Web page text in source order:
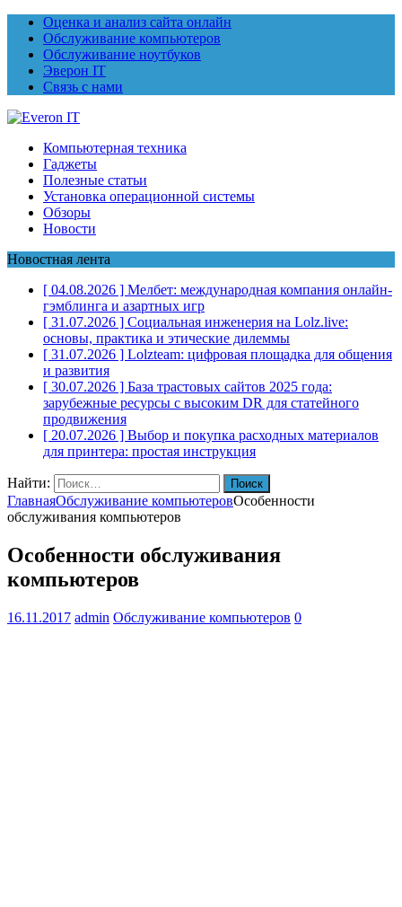
Оценка и анализ сайта онлайн
Обслуживание компьютеров
Обслуживание ноутбуков
Эверон IT
Связь с нами
Компьютерная техника
Гаджеты
Полезные статьи
Установка операционной системы
Обзоры
Новости
Новостная лента
[ 04.08.2026 ] Мелбет: международная компания онлайн-
гэмблинга и азартных игр
[ 31.07.2026 ] Социальная инженерия на Lolz.live:
основы, практика и этические дилеммы
[ 31.07.2026 ] Lolzteam: цифровая площадка для общения
и развития
[ 30.07.2026 ] База трастовых сайтов 2025 года:
зарубежные ресурсы с высоким DR для статейного
продвижения
[ 20.07.2026 ] Выбор и покупка расходных материалов
для принтера: простая инструкция
Найти:
ГлавнаяОбслуживание компьютеровОсобенности
обслуживания компьютеров
Особенности обслуживания
компьютеров
16.11.2017 admin Обслуживание компьютеров 0